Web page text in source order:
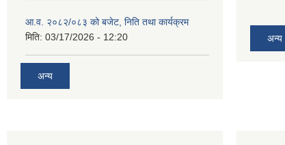
आ.व. २०८२/०८३ को बजेट, निति तथा कार्यक्रम
मिति: 03/17/2026 - 12:20
अन्य
अन्य